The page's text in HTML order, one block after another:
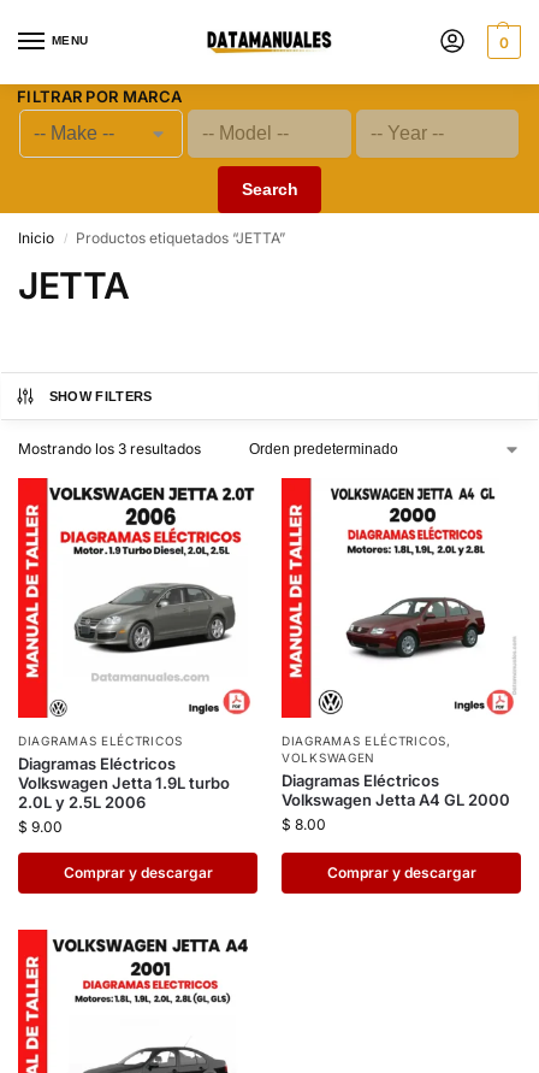
MENU 0
FILTRAR POR MARCA
Search
Inicio / Productos etiquetados “JETTA”
JETTA
SHOW FILTERS
Mostrando los 3 resultados
DIAGRAMAS ELÉCTRICOS
Diagramas Eléctricos
Volkswagen Jetta 1.9L turbo
2.0L y 2.5L 2006
$ 9.00
Comprar y descargar
DIAGRAMAS ELÉCTRICOS,
VOLKSWAGEN
Diagramas Eléctricos
Volkswagen Jetta A4 GL 2000
$ 8.00
Comprar y descargar